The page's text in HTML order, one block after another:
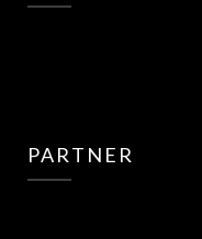
PARTNER